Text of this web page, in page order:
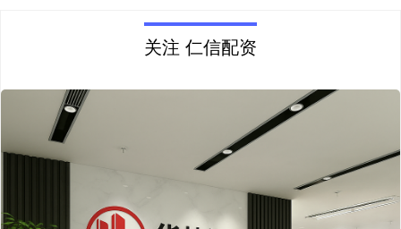
关注 仁信配资